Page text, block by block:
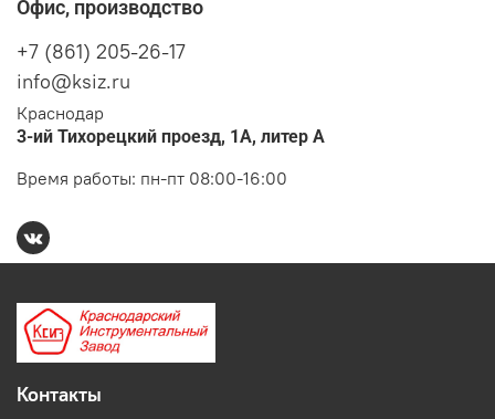
Офис, производство
+7 (861) 205-26-17
info@ksiz.ru
Краснодар
3-ий Тихорецкий проезд, 1А, литер А
Время работы: пн-пт 08:00-16:00
Контакты